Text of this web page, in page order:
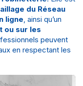
du Réseau
ligne, ainsi qu’un
ou sur les
peuvent
en respectant les